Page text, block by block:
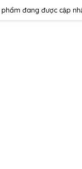
đang được cập